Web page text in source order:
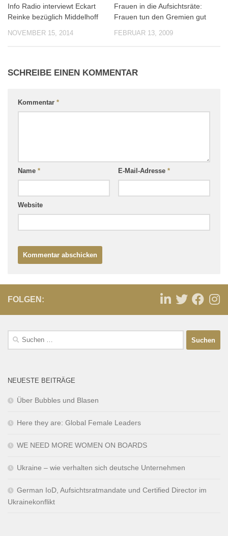
Info Radio interviewt Eckart
Reinke bezüglich Middelhoff
NOVEMBER 15, 2014
Frauen in die Aufsichtsräte:
Frauen tun den Gremien gut
FEBRUAR 13, 2009
SCHREIBE EINEN KOMMENTAR
Kommentar *
Name * E-Mail-Adresse *
Website
FOLGEN:
NEUESTE BEITRÄGE
Über Bubbles und Blasen
Here they are: Global Female Leaders
WE NEED MORE WOMEN ON BOARDS
Ukraine – wie verhalten sich deutsche Unternehmen
German IoD, Aufsichtsratmandate und Certified Director im
Ukrainekonflikt